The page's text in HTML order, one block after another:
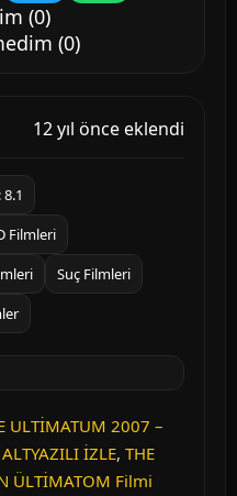
(0)
(0)
12 yıl önce eklendi
Filmleri
Suç Filmleri
ULTİMATUM 2007 –
İZLE, THE
ÜLTİMATOM Filmi